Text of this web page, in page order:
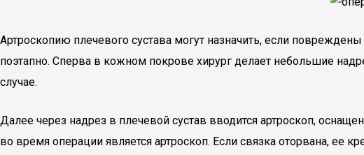
Артроскопию плечевого сустава могут назначить, если
поэтапно. Сперва в кожном покрове хирург делает небольшие
случае.
Далее через надрез в плечевой сустав вводится артроскоп,
во время операции является артроскоп. Если связка оторвана, ее